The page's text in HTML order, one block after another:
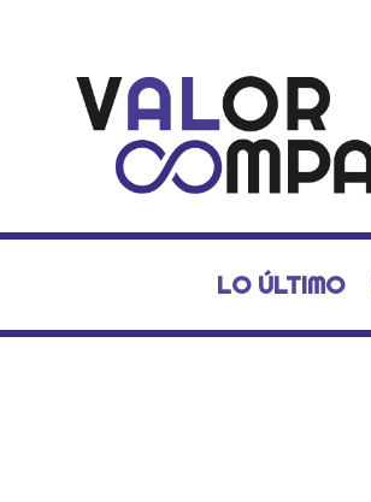
LO ÚLTIMO